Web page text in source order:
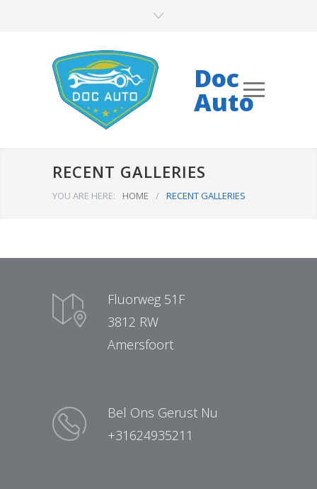
Doc
Auto
RECENT GALLERIES
YOU ARE HERE: HOME / RECENT GALLERIES
Fluorweg 51F
3812 RW
Amersfoort
Bel Ons Gerust Nu
+31624935211